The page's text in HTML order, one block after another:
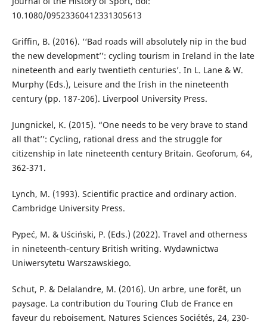
10.1080/09523360412331305613
Griffin, B. (2016). ‘‘Bad roads will absolutely nip in the bud
the new development’’: cycling tourism in Ireland in the late
nineteenth and early twentieth centuries’. Ιn L. Lane & W.
Murphy (Eds.), Leisure and the Irish in the nineteenth
century (pp. 187-206). Liverpool University Press.
Jungnickel, K. (2015). “One needs to be very brave to stand
all that’’: Cycling, rational dress and the struggle for
citizenship in late nineteenth century Britain. Geoforum, 64,
362-371.
Lynch, Μ. (1993). Scientific practice and ordinary action.
Cambridge University Press.
Pypeć, M. & Uściński, P. (Eds.) (2022). Travel and otherness
in nineteenth-century British writing. Wydawnictwa
Uniwersytetu Warszawskiego.
Schut, P. & Delalandre, M. (2016). Un arbre, une forêt, un
paysage. La contribution du Touring Club de France en
faveur du reboisement. Natures Sciences Sociétés, 24, 230-